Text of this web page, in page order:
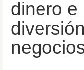
dinero e